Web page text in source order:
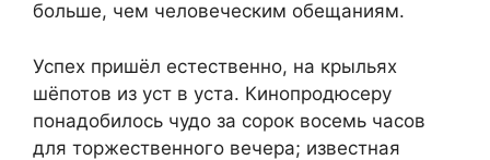
больше, чем человеческим обещаниям.
Успех пришёл естественно, на крыльях
шёпотов из уст в уста. Кинопродюсеру
понадобилось чудо за сорок восемь часов
для торжественного вечера; известная